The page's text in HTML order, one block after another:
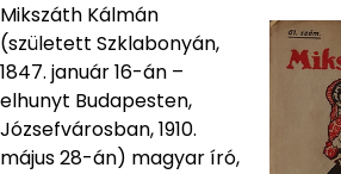
Mikszáth Kálmán
(született Szklabonyán,
1847. január 16-án –
elhunyt Budapesten,
Józsefvárosban, 1910.
május 28-án) magyar író,